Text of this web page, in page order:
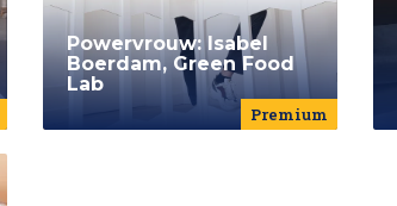
Premium
Powervrouw: Isabel
Boerdam, Green Food
Lab